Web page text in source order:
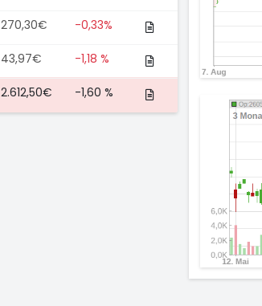
270,30€ -0,33%
43,97€ -1,18 %
2.612,50€ -1,60 %